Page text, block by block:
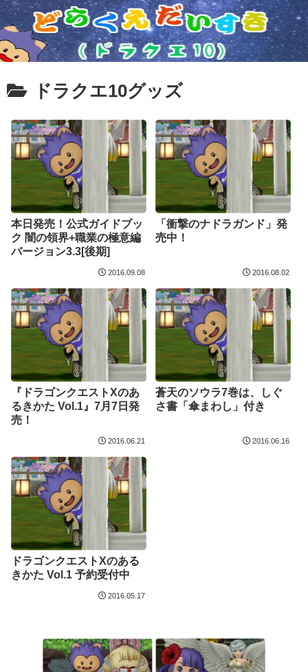
ドラクエ10グッズ
本日発売！公式ガイドブッ
ク 闇の領界+職業の極意編
バージョン3.3[後期]
2016.09.08
「衝撃のナドラガンド」発
売中！
2016.08.02
『ドラゴンクエストXのあ
るきかた Vol.1』7月7日発
売！
2016.06.21
蒼天のソウラ7巻は、しぐ
さ書「傘まわし」付き
2016.06.16
ドラゴンクエストXのある
きかた Vol.1 予約受付中
2016.05.17